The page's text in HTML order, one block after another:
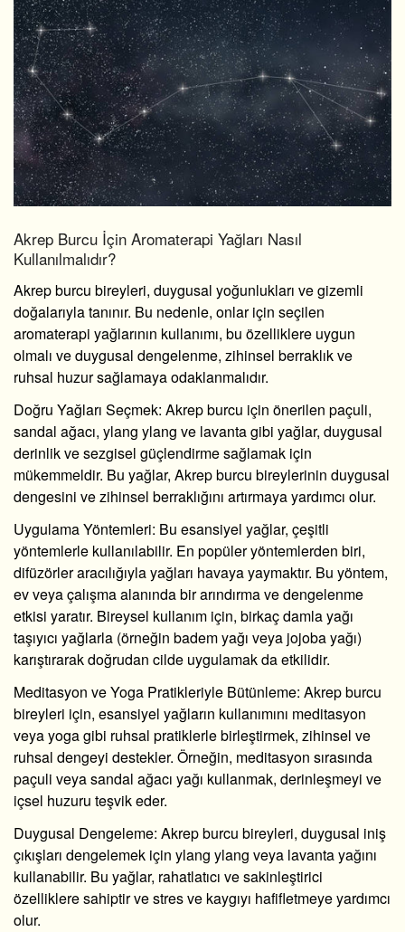
Akrep Burcu İçin Aromaterapi Yağları Nasıl
Kullanılmalıdır?
Akrep burcu bireyleri, duygusal yoğunlukları ve gizemli
doğalarıyla tanınır. Bu nedenle, onlar için seçilen
aromaterapi yağlarının kullanımı, bu özelliklere uygun
olmalı ve duygusal dengelenme, zihinsel berraklık ve
ruhsal huzur sağlamaya odaklanmalıdır.
Doğru Yağları Seçmek: Akrep burcu için önerilen paçuli,
sandal ağacı, ylang ylang ve lavanta gibi yağlar, duygusal
derinlik ve sezgisel güçlendirme sağlamak için
mükemmeldir. Bu yağlar, Akrep burcu bireylerinin duygusal
dengesini ve zihinsel berraklığını artırmaya yardımcı olur.
Uygulama Yöntemleri: Bu esansiyel yağlar, çeşitli
yöntemlerle kullanılabilir. En popüler yöntemlerden biri,
difüzörler aracılığıyla yağları havaya yaymaktır. Bu yöntem,
ev veya çalışma alanında bir arındırma ve dengelenme
etkisi yaratır. Bireysel kullanım için, birkaç damla yağı
taşıyıcı yağlarla (örneğin badem yağı veya jojoba yağı)
karıştırarak doğrudan cilde uygulamak da etkilidir.
Meditasyon ve Yoga Pratikleriyle Bütünleme: Akrep burcu
bireyleri için, esansiyel yağların kullanımını meditasyon
veya yoga gibi ruhsal pratiklerle birleştirmek, zihinsel ve
ruhsal dengeyi destekler. Örneğin, meditasyon sırasında
paçuli veya sandal ağacı yağı kullanmak, derinleşmeyi ve
içsel huzuru teşvik eder.
Duygusal Dengeleme: Akrep burcu bireyleri, duygusal iniş
çıkışları dengelemek için ylang ylang veya lavanta yağını
kullanabilir. Bu yağlar, rahatlatıcı ve sakinleştirici
özelliklere sahiptir ve stres ve kaygıyı hafifletmeye yardımcı
olur.